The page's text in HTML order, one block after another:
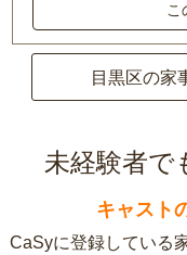
こ
目黒区の家
未経験者で
キャスト
CaSyに登録している